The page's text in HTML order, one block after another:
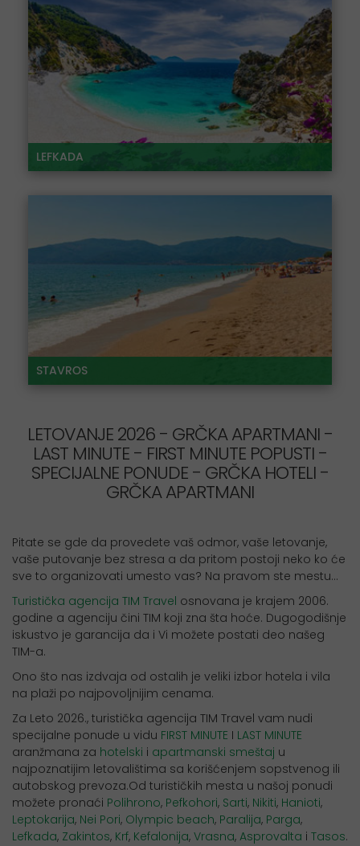
LEFKADA
STAVROS
LETOVANJE 2026 - GRČKA APARTMANI -
LAST MINUTE - FIRST MINUTE POPUSTI -
SPECIJALNE PONUDE - GRČKA HOTELI -
GRČKA APARTMANI
Pitate se gde da provedete vaš odmor, vaše letovanje,
vaše putovanje bez stresa a da pritom postoji neko ko će
sve to organizovati umesto vas? Na pravom ste mestu...
Turistička agencija TIM Travel osnovana je krajem 2006.
godine a agenciju čini TIM koji zna šta hoće. Dugogodišnje
iskustvo je garancija da i Vi možete postati deo našeg
TIM-a.
Ono što nas izdvaja od ostalih je veliki izbor hotela i vila
na plaži po najpovoljnijim cenama.
Za Leto 2026., turistička agencija TIM Travel vam nudi
specijalne ponude u vidu FIRST MINUTE I LAST MINUTE
aranžmana za hotelski i apartmanski smeštaj u
najpoznatijim letovalištima sa korišćenjem sopstvenog ili
autobskog prevoza.Od turističkih mesta u našoj ponudi
možete pronaći Polihrono, Pefkohori, Sarti, Nikiti, Hanioti,
Leptokarija, Nei Pori, Olympic beach, Paralija, Parga,
Lefkada, Zakintos, Krf, Kefalonija, Vrasna, Asprovalta i Tasos.